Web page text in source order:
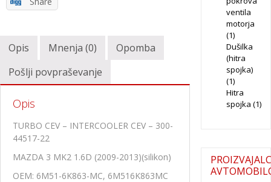
Opis Mnenja (0)
Opomba
Pošlji povpraševanje
Opis
TURBO CEV – INTERCOOLER CEV – 300-
44517-22
MAZDA 3 MK2 1.6D (2009-2013)(silikon)
OEM: 6M51-6K863-MC, 6M516K863MC
ventila
motorja
(1)
Dušilka
(hitra
spojka)
(1)
Hitra
spojka (1)